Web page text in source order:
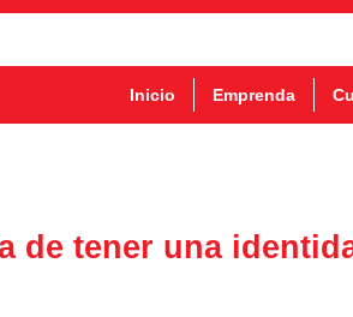
Inicio Emprenda
de tener una